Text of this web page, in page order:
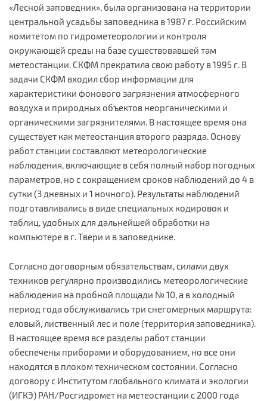
«Лесной заповедник», была организована на территории
центральной усадьбы заповедника в 1987 г. Российским
комитетом по гидрометеорологии и контроля
окружающей среды на базе существовавшей там
метеостанции. СКФМ прекратила свою работу в 1995 г. В
задачи СКФМ входил сбор информации для
характеристики фонового загрязнения атмосферного
воздуха и природных объектов неорганическими и
органическими загрязнителями. В настоящее время она
существует как метеостанция второго разряда. Основу
работ станции составляют метеорологические
наблюдения, включающие в себя полный набор погодных
параметров, но с сокращением сроков наблюдений до 4 в
сутки (3 дневных и 1 ночного). Результаты наблюдений
подготавливались в виде специальных кодировок и
таблиц, удобных для дальнейшей обработки на
компьютере в г. Твери и в заповеднике.
Согласно договорным обязательствам, силами двух
техников регулярно производились метеорологические
наблюдения на пробной площади № 10, а в холодный
период года обслуживались три снегомерных маршрута:
еловый, лиственный лес и поле (территория заповедника).
В настоящее время все разделы работ станции
обеспечены приборами и оборудованием, но все они
находятся в плохом техническом состоянии. Согласно
договору с Институтом глобального климата и экологии
(ИГКЭ) РАН/Росгидромет на метеостанции с 2000 года